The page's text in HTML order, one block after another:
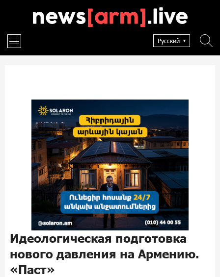
Русский
Идеологическая подготовка
нового давления на Армению.
«Паст»